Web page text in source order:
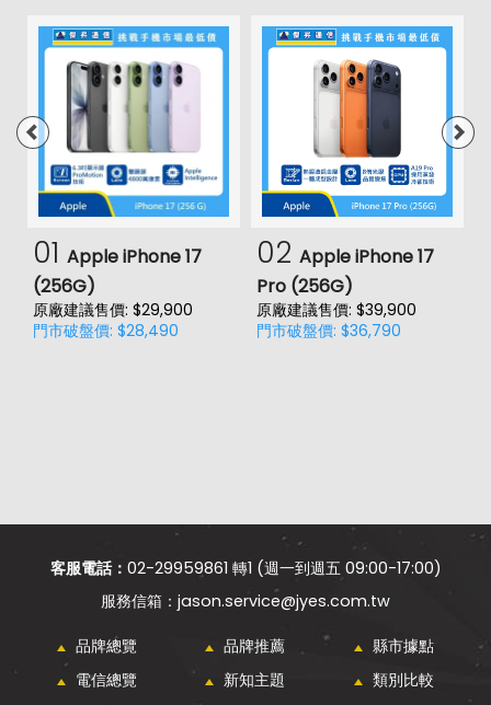
01 Apple iPhone 17
(256G)
原廠建議售價: $29,900
門市破盤價: $28,490
02 Apple iPhone 17
Pro (256G)
原廠建議售價: $39,900
門市破盤價: $36,790
客服電話： 02-29959861 轉1 (週一到週五 09:00-17:00)
jason.service@jyes.com.tw
品牌總覽 品牌推薦
縣市據點
電信總覽
新知主題
類別比較